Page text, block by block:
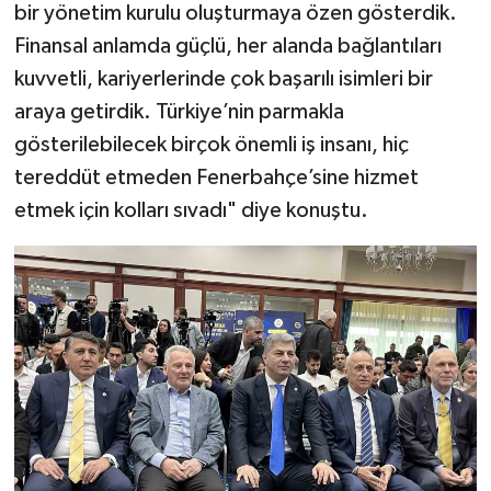
bir yönetim kurulu oluşturmaya özen gösterdik.
Finansal anlamda güçlü, her alanda bağlantıları
kuvvetli, kariyerlerinde çok başarılı isimleri bir
araya getirdik. Türkiye’nin parmakla
gösterilebilecek birçok önemli iş insanı, hiç
tereddüt etmeden Fenerbahçe’sine hizmet
etmek için kolları sıvadı" diye konuştu.